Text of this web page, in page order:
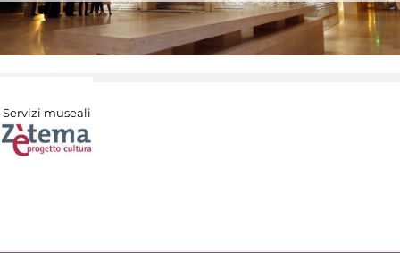
Servizi museali